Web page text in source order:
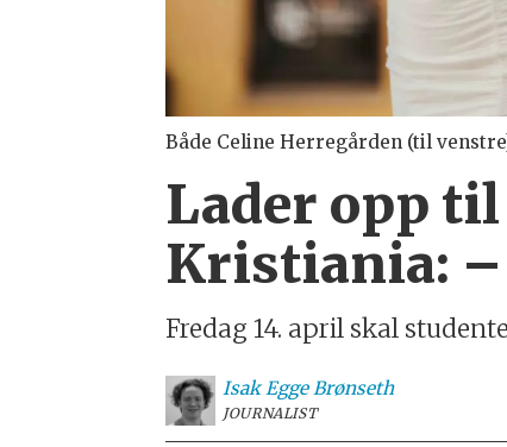
Både Celine Herregården (til
Lader opp
Kristiania:
Fredag 14. april skal
Isak Egge Brønseth
JOURNALIST